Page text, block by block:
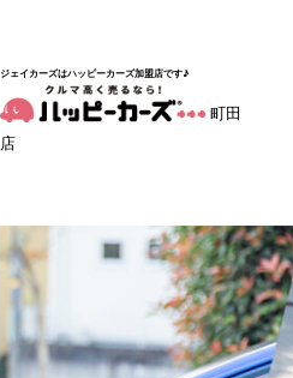
ジェイカーズはハッピーカーズ加盟店です♪
町田
店